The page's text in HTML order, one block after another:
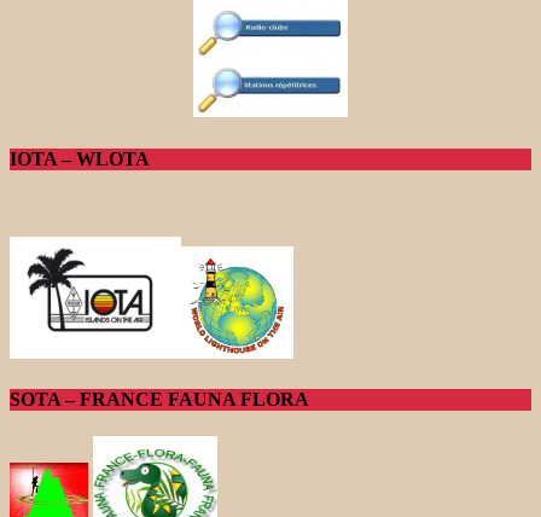
IOTA – WLOTA
SOTA – FRANCE FAUNA FLORA